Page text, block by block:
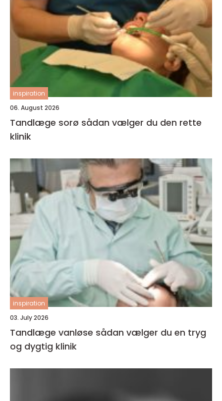
inspiration
06. August 2026
Tandlæge sorø sådan vælger du den rette
klinik
inspiration
03. July 2026
Tandlæge vanløse sådan vælger du en tryg
og dygtig klinik